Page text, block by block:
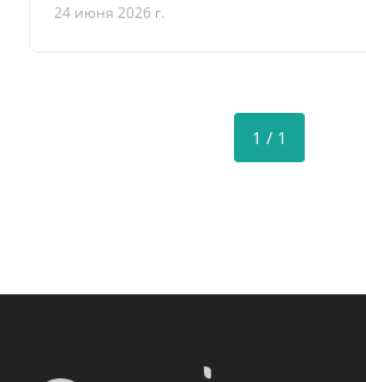
24 июня 2026 г.
1 / 1